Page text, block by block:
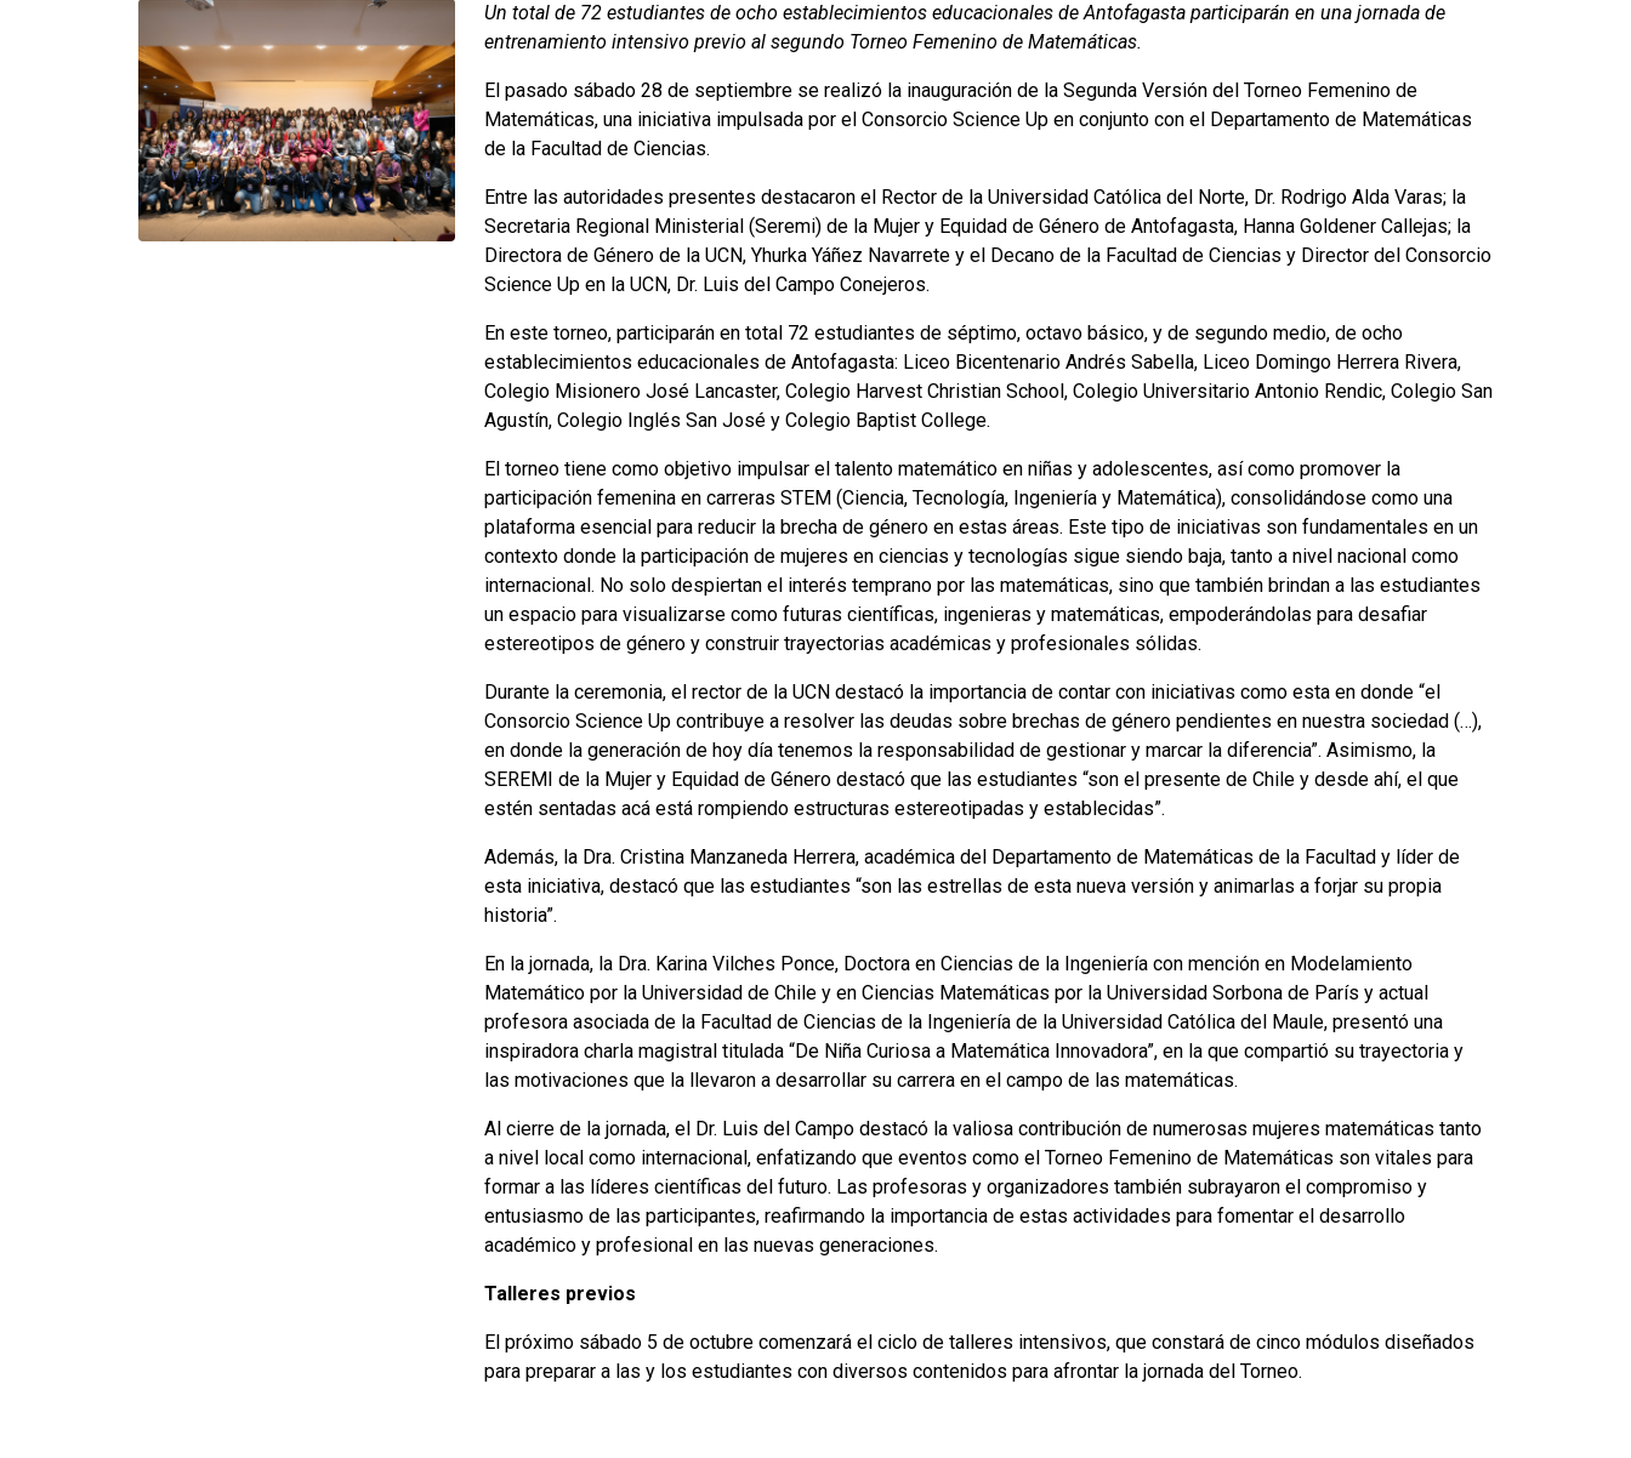
Un total de 72 estudiantes de ocho establecimientos educacionales de Antofagasta participarán en una jornada de
entrenamiento intensivo previo al segundo Torneo Femenino de Matemáticas.
El pasado sábado 28 de septiembre se realizó la inauguración de la Segunda Versión del Torneo Femenino de
Matemáticas, una iniciativa impulsada por el Consorcio Science Up en conjunto con el Departamento de Matemáticas
de la Facultad de Ciencias.
Entre las autoridades presentes destacaron el Rector de la Universidad Católica del Norte, Dr. Rodrigo Alda Varas; la
Secretaria Regional Ministerial (Seremi) de la Mujer y Equidad de Género de Antofagasta, Hanna Goldener Callejas; la
Directora de Género de la UCN, Yhurka Yáñez Navarrete y el Decano de la Facultad de Ciencias y Director del Consorcio
Science Up en la UCN, Dr. Luis del Campo Conejeros.
En este torneo, participarán en total 72 estudiantes de séptimo, octavo básico, y de segundo medio, de ocho
establecimientos educacionales de Antofagasta: Liceo Bicentenario Andrés Sabella, Liceo Domingo Herrera Rivera,
Colegio Misionero José Lancaster, Colegio Harvest Christian School, Colegio Universitario Antonio Rendic, Colegio San
Agustín, Colegio Inglés San José y Colegio Baptist College.
El torneo tiene como objetivo impulsar el talento matemático en niñas y adolescentes, así como promover la
participación femenina en carreras STEM (Ciencia, Tecnología, Ingeniería y Matemática), consolidándose como una
plataforma esencial para reducir la brecha de género en estas áreas. Este tipo de iniciativas son fundamentales en un
contexto donde la participación de mujeres en ciencias y tecnologías sigue siendo baja, tanto a nivel nacional como
internacional. No solo despiertan el interés temprano por las matemáticas, sino que también brindan a las estudiantes
un espacio para visualizarse como futuras científicas, ingenieras y matemáticas, empoderándolas para desafiar
estereotipos de género y construir trayectorias académicas y profesionales sólidas.
Durante la ceremonia, el rector de la UCN destacó la importancia de contar con iniciativas como esta en donde “el
Consorcio Science Up contribuye a resolver las deudas sobre brechas de género pendientes en nuestra sociedad (…),
en donde la generación de hoy día tenemos la responsabilidad de gestionar y marcar la diferencia”. Asimismo, la
SEREMI de la Mujer y Equidad de Género destacó que las estudiantes “son el presente de Chile y desde ahí, el que
estén sentadas acá está rompiendo estructuras estereotipadas y establecidas”.
Además, la Dra. Cristina Manzaneda Herrera, académica del Departamento de Matemáticas de la Facultad y líder de
esta iniciativa, destacó que las estudiantes “son las estrellas de esta nueva versión y animarlas a forjar su propia
historia”.
En la jornada, la Dra. Karina Vilches Ponce, Doctora en Ciencias de la Ingeniería con mención en Modelamiento
Matemático por la Universidad de Chile y en Ciencias Matemáticas por la Universidad Sorbona de París y actual
profesora asociada de la Facultad de Ciencias de la Ingeniería de la Universidad Católica del Maule, presentó una
inspiradora charla magistral titulada “De Niña Curiosa a Matemática Innovadora”, en la que compartió su trayectoria y
las motivaciones que la llevaron a desarrollar su carrera en el campo de las matemáticas.
Al cierre de la jornada, el Dr. Luis del Campo destacó la valiosa contribución de numerosas mujeres matemáticas tanto
a nivel local como internacional, enfatizando que eventos como el Torneo Femenino de Matemáticas son vitales para
formar a las líderes científicas del futuro. Las profesoras y organizadores también subrayaron el compromiso y
entusiasmo de las participantes, reafirmando la importancia de estas actividades para fomentar el desarrollo
académico y profesional en las nuevas generaciones.
Talleres previos
El próximo sábado 5 de octubre comenzará el ciclo de talleres intensivos, que constará de cinco módulos diseñados
para preparar a las y los estudiantes con diversos contenidos para afrontar la jornada del Torneo.